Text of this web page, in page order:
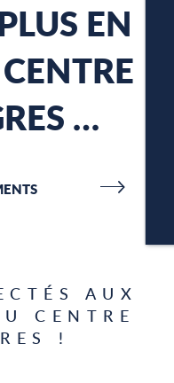
EN
…
AUX
CENTRE
!